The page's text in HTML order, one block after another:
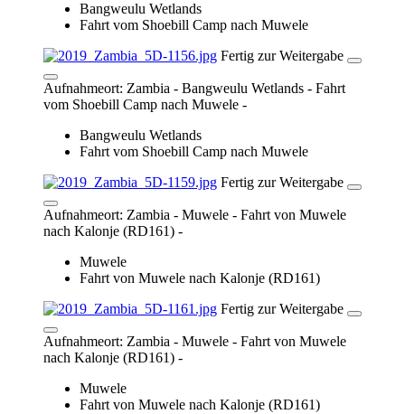
Bangweulu Wetlands
Fahrt vom Shoebill Camp nach Muwele
Fertig zur Weitergabe
Aufnahmeort: Zambia - Bangweulu Wetlands - Fahrt
vom Shoebill Camp nach Muwele -
Bangweulu Wetlands
Fahrt vom Shoebill Camp nach Muwele
Fertig zur Weitergabe
Aufnahmeort: Zambia - Muwele - Fahrt von Muwele
nach Kalonje (RD161) -
Muwele
Fahrt von Muwele nach Kalonje (RD161)
Fertig zur Weitergabe
Aufnahmeort: Zambia - Muwele - Fahrt von Muwele
nach Kalonje (RD161) -
Muwele
Fahrt von Muwele nach Kalonje (RD161)